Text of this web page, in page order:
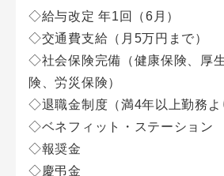
◇給与改定 年1回（6月）
◇交通費支給（月5万円まで）
◇社会保険完備（健康保険、厚
険、労災保険）
◇退職金制度（満4年以上勤務よ
◇ベネフィット・ステーション
◇報奨金
◇慶弔金